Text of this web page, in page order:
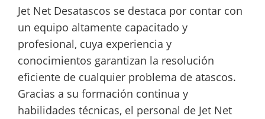
Jet Net Desatascos se destaca por contar con
un equipo altamente capacitado y
profesional, cuya experiencia y
conocimientos garantizan la resolución
eficiente de cualquier problema de atascos.
Gracias a su formación continua y
habilidades técnicas, el personal de Jet Net